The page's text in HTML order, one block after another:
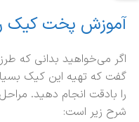
آموزش پخت کیک رژیمی
اگر می‌خواهید بدانی که
گفت که تهیه این کیک
را بادقت انجام دهید.
شرح زیر است: